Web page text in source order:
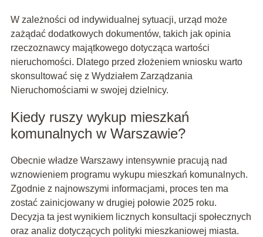
W zależności od indywidualnej sytuacji, urząd może
zażądać dodatkowych dokumentów, takich jak opinia
rzeczoznawcy majątkowego dotycząca wartości
nieruchomości. Dlatego przed złożeniem wniosku warto
skonsultować się z Wydziałem Zarządzania
Nieruchomościami w swojej dzielnicy.
Kiedy ruszy wykup mieszkań
komunalnych w Warszawie?
Obecnie władze Warszawy intensywnie pracują nad
wznowieniem programu wykupu mieszkań komunalnych.
Zgodnie z najnowszymi informacjami, proces ten ma
zostać zainicjowany w drugiej połowie 2025 roku.
Decyzja ta jest wynikiem licznych konsultacji społecznych
oraz analiz dotyczących polityki mieszkaniowej miasta.